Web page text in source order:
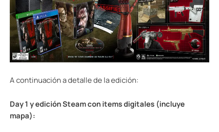
A continuación a detalle de la edición:
Day 1 y edición Steam con items digitales (incluye
mapa):